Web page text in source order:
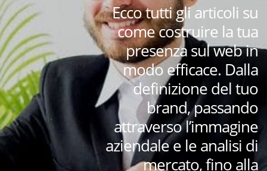
Ecco tutti gli articoli su
come costruire la tua
presenza sul web in
modo efficace. Dalla
definizione del tuo
brand, passando
attraverso l’immagine
aziendale e le analisi di
mercato, fino alla